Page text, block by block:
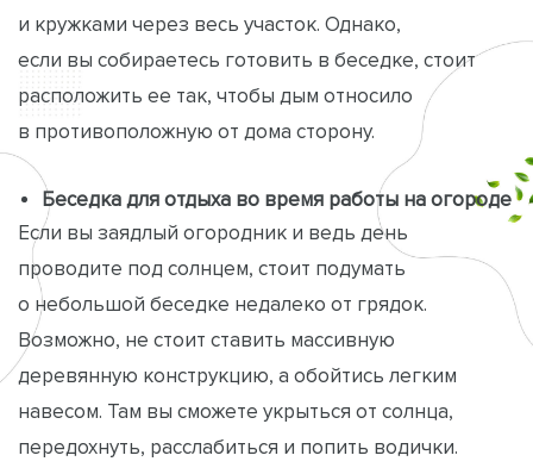
и кружками через весь участок. Однако,
если вы собираетесь готовить в беседке, стоит
расположить ее так, чтобы дым относило
в противоположную от дома сторону.
Беседка для отдыха во время работы на огороде
Если вы заядлый огородник и ведь день
проводите под солнцем, стоит подумать
о небольшой беседке недалеко от грядок.
Возможно, не стоит ставить массивную
деревянную конструкцию, а обойтись легким
навесом. Там вы сможете укрыться от солнца,
передохнуть, расслабиться и попить водички.